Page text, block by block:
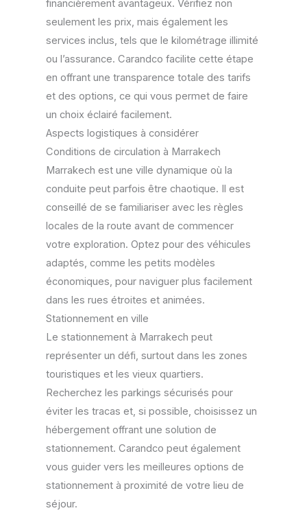
financièrement avantageux. Vérifiez non
seulement les prix, mais également les
services inclus, tels que le kilométrage illimité
ou l’assurance. Carandco facilite cette étape
en offrant une transparence totale des tarifs
et des options, ce qui vous permet de faire
un choix éclairé facilement.
Aspects logistiques à considérer
Conditions de circulation à Marrakech
Marrakech est une ville dynamique où la
conduite peut parfois être chaotique. Il est
conseillé de se familiariser avec les règles
locales de la route avant de commencer
votre exploration. Optez pour des véhicules
adaptés, comme les petits modèles
économiques, pour naviguer plus facilement
dans les rues étroites et animées.
Stationnement en ville
Le stationnement à Marrakech peut
représenter un défi, surtout dans les zones
touristiques et les vieux quartiers.
Recherchez les parkings sécurisés pour
éviter les tracas et, si possible, choisissez un
hébergement offrant une solution de
stationnement. Carandco peut également
vous guider vers les meilleures options de
stationnement à proximité de votre lieu de
séjour.